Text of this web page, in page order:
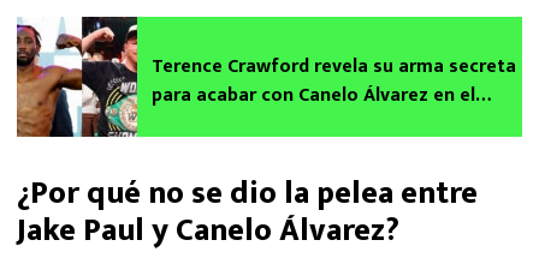
Terence Crawford revela su arma secreta
para acabar con Canelo Álvarez en el
¿Por qué no se dio la pelea entre
Jake Paul y Canelo Álvarez?